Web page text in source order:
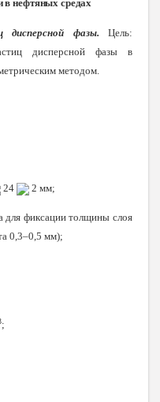
в нефтяных средах
дисперсной фазы.Цель:
дисперсной фазы в
методом.
24 2 мм;
для фиксации толщины слоя
0,3–0,5 мм);
;